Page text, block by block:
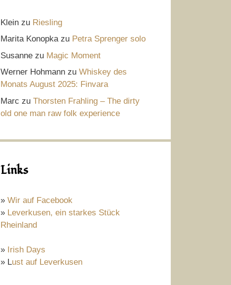
Klein zu Riesling
Marita Konopkazu Petra Sprenger solo
Susanne zu Magic Moment
Werner Hohmann zu Whiskey des
Monats August 2025: Finvara
Marc zu Thorsten Frahling – The dirty
old one man raw folk experience
Links
» Wir auf Facebook
» Leverkusen, ein starkes Stück
Rheinland
» Irish Days
» Lust auf Leverkusen